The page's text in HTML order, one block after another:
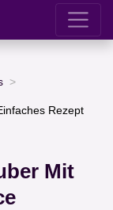
Rezept
Mit